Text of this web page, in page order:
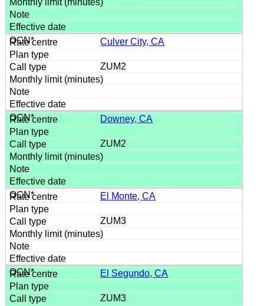
Culver City, CA
ZUM2
Downey, CA
ZUM2
El Monte, CA
ZUM3
El Segundo, CA
ZUM3